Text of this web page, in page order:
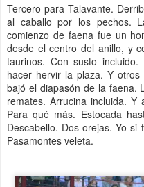
Tercero para Talavante.
al caballo por los pechos.
comienzo de faena fue un
desde el centro del anillo, y
taurinos. Con susto
hacer hervir la plaza. Y
bajó el diapasón de la faena.
remates. Arrucina incluida. Y
Para qué más. Estocada
Descabello. Dos orejas. Yo
Pasamontes veleta.